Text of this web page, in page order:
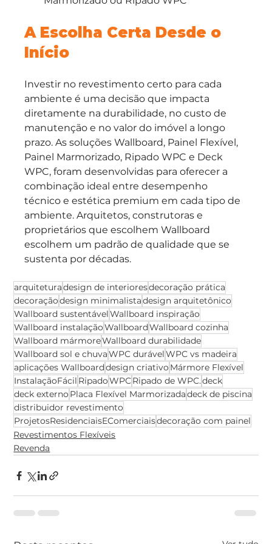
A Escolha Certa Desde o
Início
Investir no revestimento certo para cada
ambiente é uma decisão que impacta
diretamente na durabilidade, no custo de
manutenção e no valor do imóvel a longo
prazo. As soluções Wallboard, Painel Flexível,
Painel Marmorizado, Ripado WPC e Deck
WPC, foram desenvolvidas para oferecer a
combinação ideal entre desempenho
técnico e estética premium em cada tipo de
ambiente. Arquitetos, construtoras e
proprietários que escolhem Wallboard
escolhem um padrão de qualidade que se
sustenta por décadas.
arquiteturadesign de interioresdecoração prática
decoraçãodesign minimalistadesign arquitetônico
Wallboard sustentávelWallboard inspiração
Wallboard instalaçãoWallboardWallboard cozinha
Wallboard mármoreWallboard durabilidade
Wallboard sol e chuvaWPC durávelWPC vs madeira
aplicações Wallboarddesign criativo Mármore Flexível
InstalaçãoFácil RipadoWPCRipado de WPC.deck
deck externo Placa Flexível Marmorizadadeck de piscina
distribuidor revestimento
ProjetosResidenciaisEComerciaisdecoração com painel
Revestimentos Flexíveis
Revenda